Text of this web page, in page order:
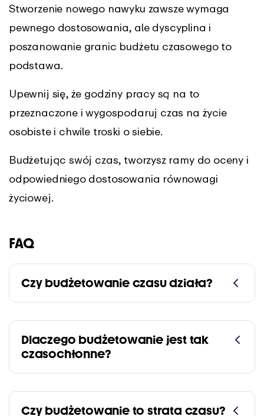
Stworzenie nowego nawyku zawsze wymaga
pewnego dostosowania, ale dyscyplina i
poszanowanie granic budżetu czasowego to
podstawa.
Upewnij się, że godziny pracy są na to
przeznaczone i wygospodaruj czas na życie
osobiste i chwile troski o siebie.
Budżetując swój czas, tworzysz ramy do oceny i
odpowiedniego dostosowania równowagi
życiowej.
FAQ
Czy budżetowanie czasu działa?
Dlaczego budżetowanie jest tak
czasochłonne?
Czy budżetowanie to strata czasu?